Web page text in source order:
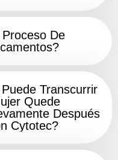
De
Transcurrir
Quede
Después
Cytotec?